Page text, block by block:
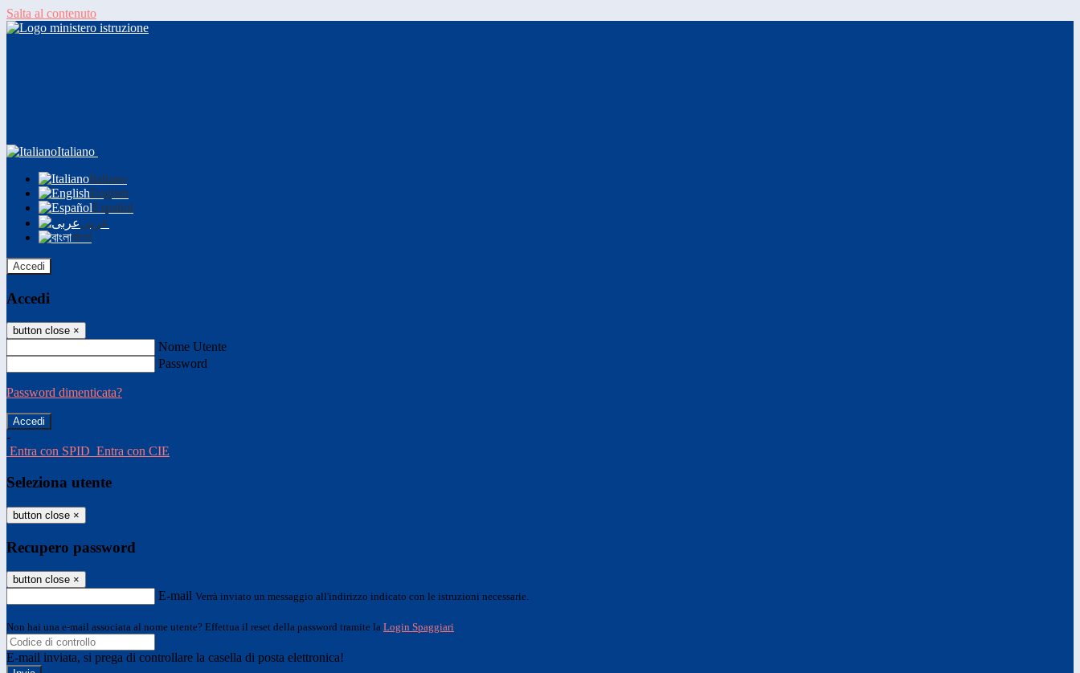
Salta al contenuto
Italiano
Italiano
English
Español
عربى
বাংলা
Accedi
Accedi
button close ×
Nome Utente
Password
Password dimenticata?
-
Entra con SPID Entra con CIE
Seleziona utente
button close ×
Recupero password
button close ×
E-mail Verrà inviato un messaggio all'indirizzo indicato con le istruzioni necessarie.
Non hai una e-mail associata al nome utente? Effettua il reset della password tramite la Login Spaggiari
E-mail inviata, si prega di controllare la casella di posta elettronica!